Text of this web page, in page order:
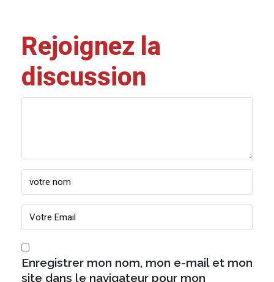
Rejoignez la
discussion
Enregistrer mon nom, mon e-mail et mon
site dans le navigateur pour mon